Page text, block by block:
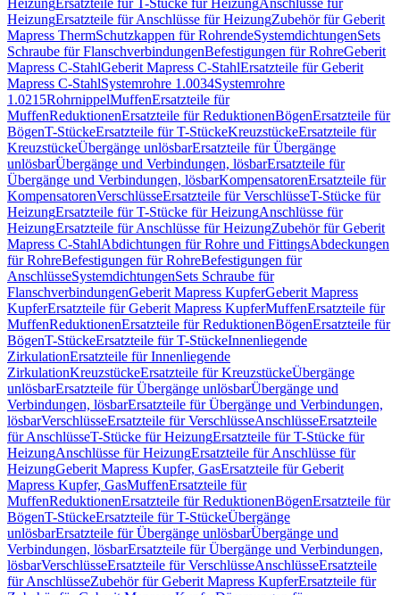
HeizungErsatzteile für T-Stücke für HeizungAnschlüsse für
HeizungErsatzteile für Anschlüsse für HeizungZubehör für Geberit
Mapress ThermSchutzkappen für RohrendeSystemdichtungenSets
Schraube für FlanschverbindungenBefestigungen für RohreGeberit
Mapress C-StahlGeberit Mapress C-StahlErsatzteile für Geberit
Mapress C-StahlSystemrohre 1.0034Systemrohre
1.0215RohrnippelMuffenErsatzteile für
MuffenReduktionenErsatzteile für ReduktionenBögenErsatzteile für
BögenT-StückeErsatzteile für T-StückeKreuzstückeErsatzteile für
KreuzstückeÜbergänge unlösbarErsatzteile für Übergänge
unlösbarÜbergänge und Verbindungen, lösbarErsatzteile für
Übergänge und Verbindungen, lösbarKompensatorenErsatzteile für
KompensatorenVerschlüsseErsatzteile für VerschlüsseT-Stücke für
HeizungErsatzteile für T-Stücke für HeizungAnschlüsse für
HeizungErsatzteile für Anschlüsse für HeizungZubehör für Geberit
Mapress C-StahlAbdichtungen für Rohre und FittingsAbdeckungen
für RohreBefestigungen für RohreBefestigungen für
AnschlüsseSystemdichtungenSets Schraube für
FlanschverbindungenGeberit Mapress KupferGeberit Mapress
KupferErsatzteile für Geberit Mapress KupferMuffenErsatzteile für
MuffenReduktionenErsatzteile für ReduktionenBögenErsatzteile für
BögenT-StückeErsatzteile für T-StückeInnenliegende
ZirkulationErsatzteile für Innenliegende
ZirkulationKreuzstückeErsatzteile für KreuzstückeÜbergänge
unlösbarErsatzteile für Übergänge unlösbarÜbergänge und
Verbindungen, lösbarErsatzteile für Übergänge und Verbindungen,
lösbarVerschlüsseErsatzteile für VerschlüsseAnschlüsseErsatzteile
für AnschlüsseT-Stücke für HeizungErsatzteile für T-Stücke für
HeizungAnschlüsse für HeizungErsatzteile für Anschlüsse für
HeizungGeberit Mapress Kupfer, GasErsatzteile für Geberit
Mapress Kupfer, GasMuffenErsatzteile für
MuffenReduktionenErsatzteile für ReduktionenBögenErsatzteile für
BögenT-StückeErsatzteile für T-StückeÜbergänge
unlösbarErsatzteile für Übergänge unlösbarÜbergänge und
Verbindungen, lösbarErsatzteile für Übergänge und Verbindungen,
lösbarVerschlüsseErsatzteile für VerschlüsseAnschlüsseErsatzteile
für AnschlüsseZubehör für Geberit Mapress KupferErsatzteile für